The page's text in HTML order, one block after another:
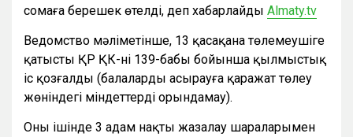
сомаға берешек өтелді, деп хабарлайды Almaty.tv
Ведомство мәліметінше, 13 қасақана төлемеушіге
қатысты ҚР ҚК-нің 139-бабы бойынша қылмыстық
іс қозғалды (балаларды асырауға қаражат төлеу
жөніндегі міндеттерді орындамау).
Оның ішінде 3 адам нақты жазалау шараларымен